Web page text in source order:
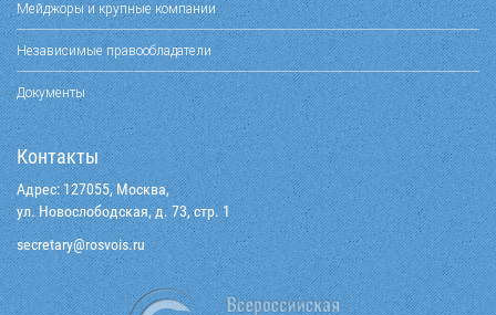
Мейджоры и крупные компании
Независимые правообладатели
Документы
Контакты
Адрес: 127055, Москва,
ул. Новослободская, д. 73, стр. 1
ur.siovsor
@yraterces